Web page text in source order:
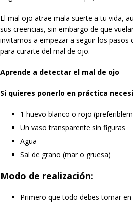
El mal ojo atrae mala suerte a tu vida,
sus creencias, sin embargo de que
invitamos a empezar a seguir los pasos
para curarte del mal de ojo.
Aprende a detectar el mal de ojo
Si quieres ponerlo en práctica
1 huevo blanco o rojo
Un vaso transparente sin figuras
Agua
Sal de grano (mar o gruesa)
Modo de realización:
Primero que todo debes tomar